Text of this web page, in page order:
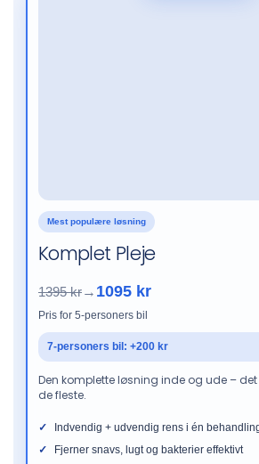
Mest populære løsning
Komplet Pleje
1395 kr→ 1095 kr
Pris for 5-personers bil
7-personers bil: +200 kr
Den komplette løsning inde og ude –
de fleste.
Indvendig + udvendig rens i én
Fjerner snavs, lugt og bakterier effektivt